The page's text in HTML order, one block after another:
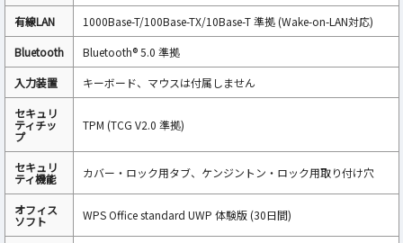
有線LAN
1000Base-T/100Base-TX/10Base-T 準拠 (Wake-on-LAN対応)
Bluetooth
Bluetooth® 5.0 準拠
入力装置
キーボード、マウスは付属しません
セキュリ
ティチッ
プ
TPM (TCG V2.0 準拠)
セキュリ
ティ機能 カバー・ロック用タブ、ケンジントン・ロック用取り付け穴
オフィス
ソフト WPS Office standard UWP 体験版 (30日間)